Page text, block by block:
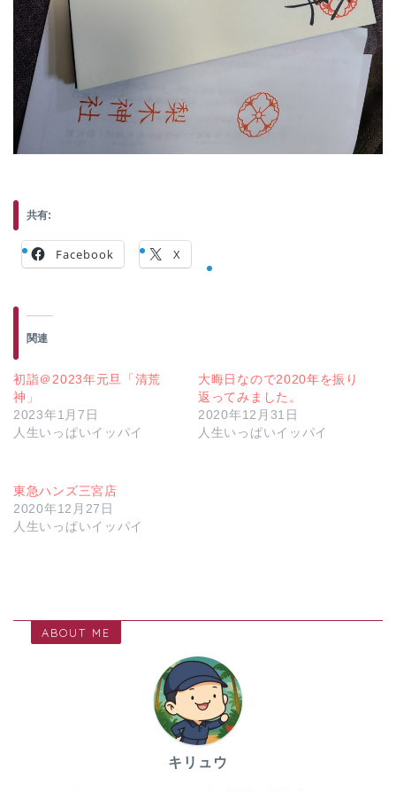
共有:
Facebook X
関連
初詣＠2023年元旦「清荒
神」
2023年1月7日
人生いっぱいイッパイ
大晦日なので2020年を振り
返ってみました。
2020年12月31日
人生いっぱいイッパイ
東急ハンズ三宮店
2020年12月27日
人生いっぱいイッパイ
ABOUT ME
キリュウ